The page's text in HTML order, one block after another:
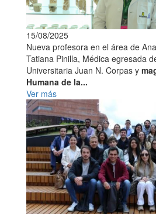
15/08/2025
Nueva profesora en el área de
Tatiana Pinilla, Médica egresada
Universitaria Juan N. Corpas y
Humana de la...
Ver más